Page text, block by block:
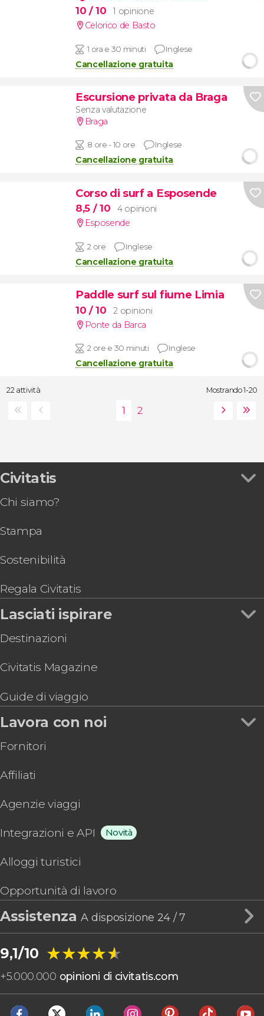
10 / 10
1 opinione
Celorico de Basto
1 ora e 30 minuti Inglese
Cancellazione gratuita
Escursione privata da Braga
Senza valutazione
Braga
8 ore - 10 ore Inglese
Cancellazione gratuita
Corso di surf a Esposende
8,5 / 10
4 opinioni
Esposende
2 ore Inglese
Cancellazione gratuita
Paddle surf sul fiume Limia
10 / 10
2 opinioni
Ponte da Barca
2 ore e 30 minuti Inglese
Cancellazione gratuita
22 attività Mostrando 1-20
Civitatis
Chi siamo?
Stampa
Sostenibilità
Regala Civitatis
Lasciati ispirare
Destinazioni
Civitatis Magazine
Guide di viaggio
Lavora con noi
Fornitori
Affiliati
Agenzie viaggi
Integrazioni e API Novità
Alloggi turistici
Opportunità di lavoro
AssistenzaA disposizione 24 / 7
9,1/10 ★★★★★
★★★★★
+5.000.000 opinioni di civitatis.com